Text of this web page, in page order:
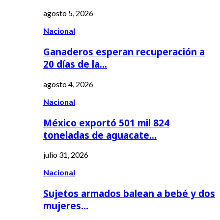
agosto 5, 2026
Nacional
Ganaderos esperan recuperación a
20 días de la…
agosto 4, 2026
Nacional
México exportó 501 mil 824
toneladas de aguacate…
julio 31, 2026
Nacional
Sujetos armados balean a bebé y dos
mujeres…